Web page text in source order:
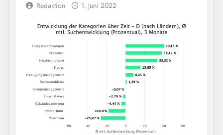
Redaktion 1. Juni 2022